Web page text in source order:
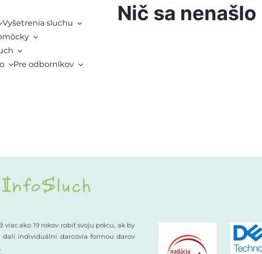
Vyšetrenia sluchu
Pre odborníkov
Nič sa nenašlo
ako 19 rokov robiť svoju prácu, ak by
individuálni darcovia formou darov